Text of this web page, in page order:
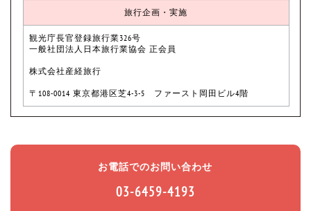
旅行企画・実施
観光庁長官登録旅行業326号
一般社団法人日本旅行業協会 正会員
株式会社産経旅行
〒108-0014 東京都港区芝4-3-5 ファースト岡田ビル4階
お電話でのお問い合わせ
03-6459-4193